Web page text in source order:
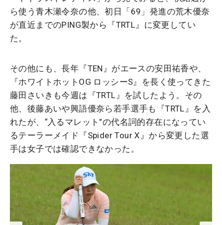
ら使う青木瀬令奈の他、初日「69」発進の荒木優奈
が直近までのPING製から『TRTL』に変更してい
た。
その他にも、長年『TEN』がエースの安田祐香や、
『ホワイトホットOG ロッシーS』を長く使ってきた
藤田さいきも今週は『TRTL』を試したよう。その
他、後藤あいや興語優奈ら若手選手も『TRTL』を入
れたが、“入るマレット”の代名詞的存在になってい
るテーラーメイド『Spider Tour X』から変更した選
手は女子では確認できなかった。